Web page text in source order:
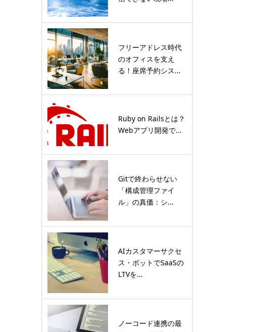
フリーアドレス時代
のオフィスを支え
る！座席予約シス...
Ruby on Railsとは？
Webアプリ開発で...
Gitで終わらせない
「構成管理ファイ
ル」の真価：シ...
AIカスタマーサクセ
ス・ボットでSaaSの
LTVを...
ノーコード連携の最